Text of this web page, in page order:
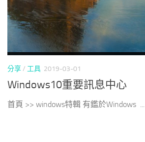
分享/ 工具 2019-03-01
Windows10重要訊息中心
首頁 >> windows特輯 有鑑於Windows ...